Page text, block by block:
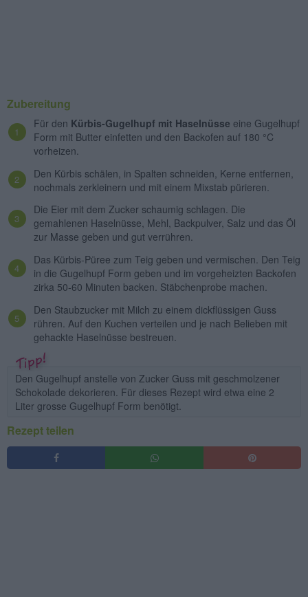
Zubereitung
Für den Kürbis-Gugelhupf mit Haselnüsse eine Gugelhupf
Form mit Butter einfetten und den Backofen auf 180 °C
vorheizen.
Den Kürbis schälen, in Spalten schneiden, Kerne entfernen,
nochmals zerkleinern und mit einem Mixstab pürieren.
Die Eier mit dem Zucker schaumig schlagen. Die
gemahlenen Haselnüsse, Mehl, Backpulver, Salz und das Öl
zur Masse geben und gut verrühren.
Das Kürbis-Püree zum Teig geben und vermischen. Den Teig
in die Gugelhupf Form geben und im vorgeheizten Backofen
zirka 50-60 Minuten backen. Stäbchenprobe machen.
Den Staubzucker mit Milch zu einem dickflüssigen Guss
rühren. Auf den Kuchen verteilen und je nach Belieben mit
gehackte Haselnüsse bestreuen.
Den Gugelhupf anstelle von Zucker Guss mit geschmolzener
Schokolade dekorieren. Für dieses Rezept wird etwa eine 2
Liter grosse Gugelhupf Form benötigt.
Rezept teilen